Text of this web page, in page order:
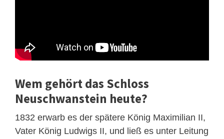
Wem gehört das Schloss
Neuschwanstein heute?
1832 erwarb es der spätere König Maximilian II,
Vater König Ludwigs II, und ließ es unter Leitung